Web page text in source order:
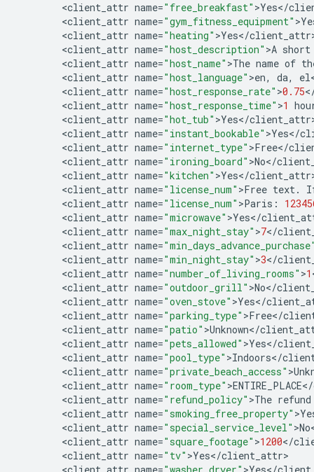
<client_attr name="free_breakfast" >Yes</
<client_attr name="gym_fitness_equipment" >
<client_attr name="heating" >Yes</client_attr
<client_attr name="host_description" >A short
<client_attr name="host_name" >The name of
<client_attr name="host_language" >en, da, el
<client_attr name="host_response_rate" >0.75<
<client_attr name="host_response_time" >1
<client_attr name="hot_tub" >Yes</client_attr
<client_attr name="instant_bookable" >Yes</
<client_attr name="internet_type" >Free</
<client_attr name="ironing_board" >No</
<client_attr name="kitchen" >Yes</client_attr
<client_attr name="license_num" >Free text.
<client_attr name="license_num" >Paris :
<client_attr name="microwave" >Yes</
<client_attr name="max_night_stay" >7</
<client_attr name=
<client_attr name="min_night_stay" >3</
<client_attr name="number_of_living_rooms" >1
<client_attr name="outdoor_grill" >No</
<client_attr name="oven_stove" >Yes</
<client_attr name="parking_type" >Free</
<client_attr name="patio" >Unknown</
<client_attr name="pets_allowed" >Yes</
<client_attr name="pool_type" >Indoors</
<client_attr name="private_beach_access" >
<client_attr name="room_type" >ENTIRE_PLACE</
<client_attr name="refund_policy" >The refund
<client_attr name="smoking_free_property" >
<client_attr name="special_service_level" >No
<client_attr name="square_footage" >1200</
<client_attr name="tv" >Yes</client_attr